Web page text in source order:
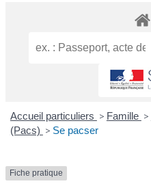
Accueil particuliers > Famille >
(Pacs) > Se pacser
Fiche pratique